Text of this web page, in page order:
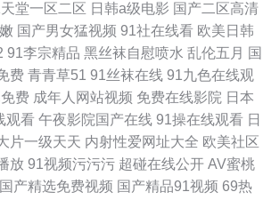
堂一区二区 日韩a级电影 国产二区高清
国产男女猛视频 91社在线看 欧美日韩
91李宗精品 黑丝袜自慰喷水 乱伦五月 国
费 青青草51 91丝袜在线 91九色在线观
费 成年人网站视频 免费在线影院 日本
观看 午夜影院国产在线 91操在线观看 日
片一级天天 内射性爱网址大全 欧美社区
放 91视频污污污 超碰在线公开 AV蜜桃
国产精选免费视频 国产精品91视频 69热